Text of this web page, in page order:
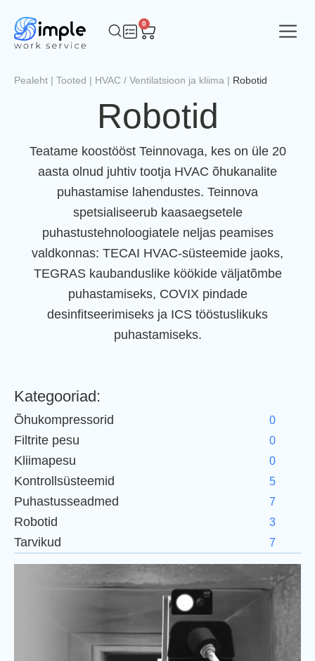
0
Pealeht | Tooted | HVAC / Ventilatsioon ja kliima | Robotid
Robotid
Teatame koostööst Teinnovaga, kes on üle 20
aasta olnud juhtiv tootja HVAC õhukanalite
puhastamise lahendustes. Teinnova
spetsialiseerub kaasaegsetele
puhastustehnoloogiatele neljas peamises
valdkonnas: TECAI HVAC-süsteemide jaoks,
TEGRAS kaubanduslike köökide väljatõmbe
puhastamiseks, COVIX pindade
desinfitseerimiseks ja ICS tööstuslikuks
puhastamiseks.
Kategooriad:
Õhukompressorid 0
Filtrite pesu 0
Kliimapesu 0
Kontrollsüsteemid 5
Puhastusseadmed 7
Robotid 3
Tarvikud 7